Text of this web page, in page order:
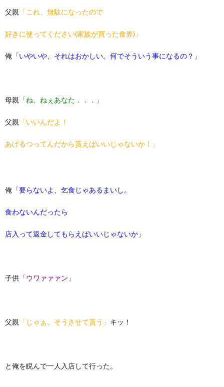
父親 「これ、無駄になったので
好きに使ってください(家族が買った食券)」
俺 「いやいや、それはおかしい。何でそういう事になるの？」
母親 「ね、ねぇあなた．．．」
父親 「いいんだよ！
あげるつってんだから貰えばいいじゃないか！」
俺 「要らないよ、乞食じゃあるまいし。
食わないんだったら
店入って返金してもらえばいいじゃないか」
子供 「ウワァァァン」
父親 「じゃぁ、そうさせて貰う」 キッ！
と俺を睨んで一人入店して行った。